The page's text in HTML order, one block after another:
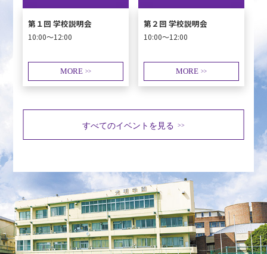
第１回 学校説明会
10:00～12:00
MORE >>
第２回 学校説明会
10:00～12:00
MORE>>
すべてのイベントを見る >>